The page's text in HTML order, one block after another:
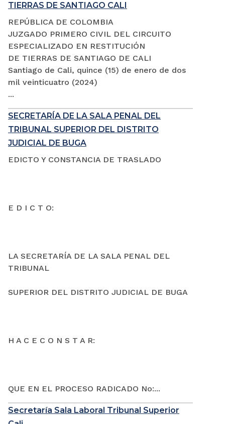
TIERRAS DE SANTIAGO CALI
REPÚBLICA DE COLOMBIA
JUZGADO PRIMERO CIVIL DEL CIRCUITO
ESPECIALIZADO EN RESTITUCIÓN
DE TIERRAS DE SANTIAGO DE CALI
Santiago de Cali, quince (15) de enero de dos
mil veinticuatro (2024)
...
SECRETARÍA DE LA SALA PENAL DEL
TRIBUNAL SUPERIOR DEL DISTRITO
JUDICIAL DE BUGA
EDICTO Y CONSTANCIA DE TRASLADO
E D I C T O:
LA SECRETARÍA DE LA SALA PENAL DEL
TRIBUNAL
SUPERIOR DEL DISTRITO JUDICIAL DE BUGA
H A C E C O N S T A R:
QUE EN EL PROCESO RADICADO No:...
Secretaría Sala Laboral Tribunal Superior